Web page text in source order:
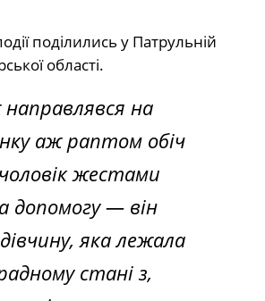
поділились у Патрульній
області.
направлявся на
аж раптом обіч
жестами
допомогу — він
яка лежала
стані з,